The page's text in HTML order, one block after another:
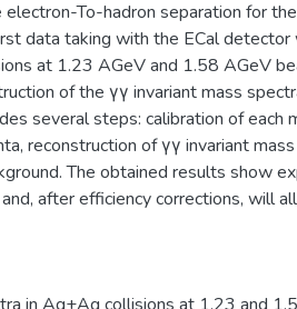
кластерных технологий
To-hadron separation for
data taking with the ECal detector
at 1.23 AGeV and 1.58 AGeV
of the γγ invariant mass
several steps: calibration of each
reconstruction of γγ invariant
The obtained results show
after efficiency corrections, will